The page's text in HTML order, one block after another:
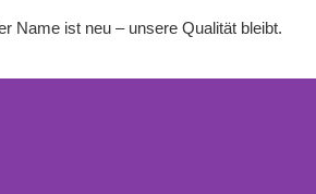
Name ist neu – unsere Qualität bleibt.